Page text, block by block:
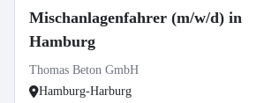
Mischanlagenfahrer (m/w/d) in
Hamburg
Thomas Beton GmbH
Hamburg-Harburg